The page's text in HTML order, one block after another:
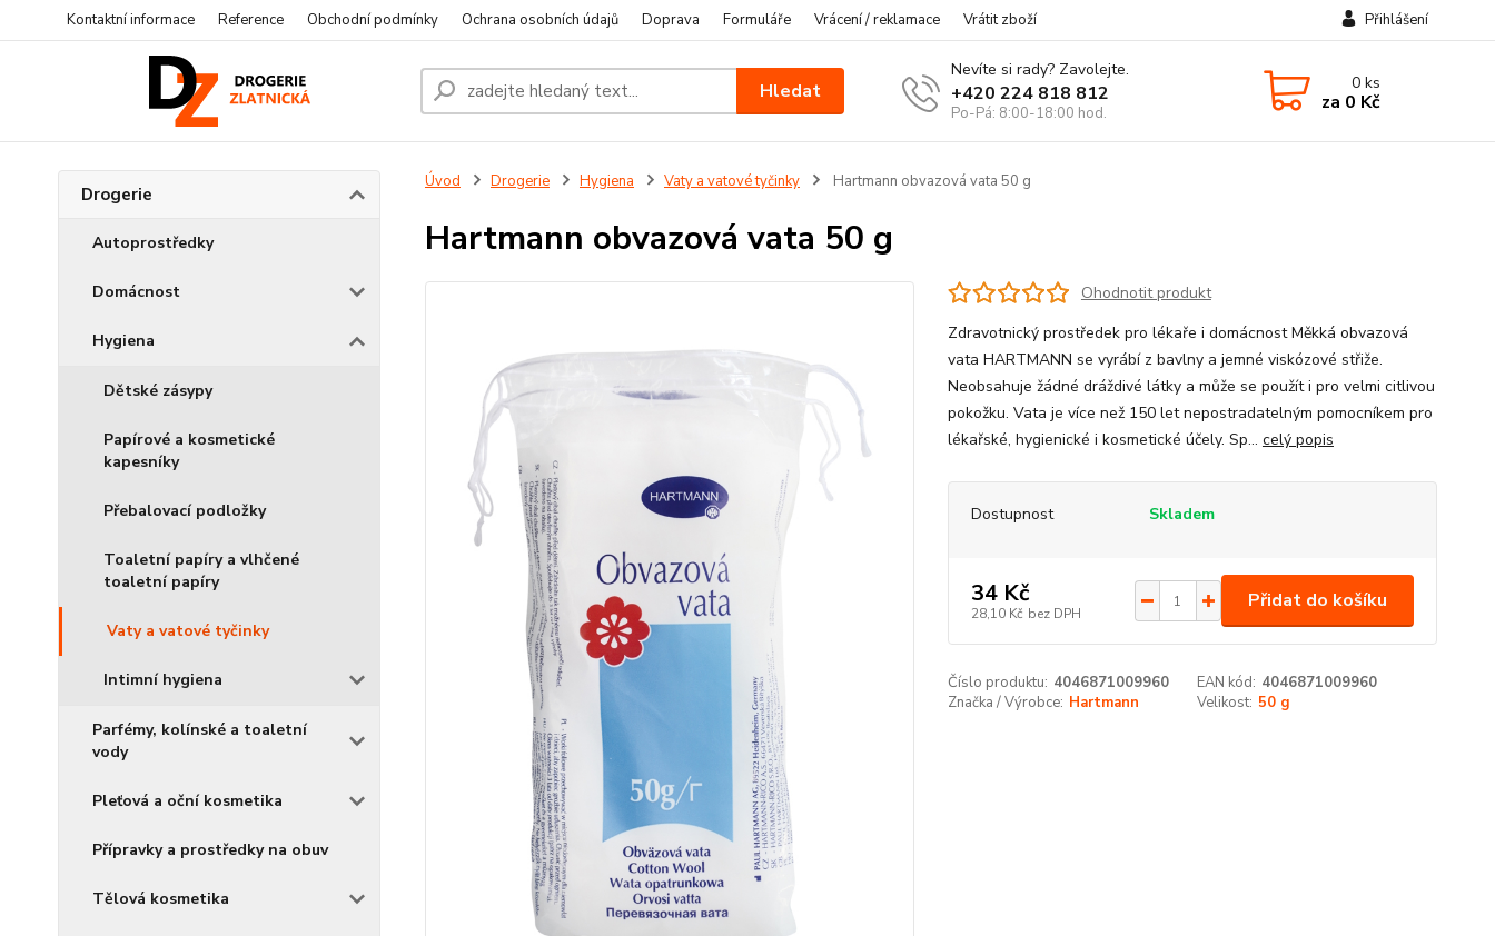
Kontaktní informace Reference Obchodní podmínky Ochrana osobních údajů Doprava Formuláře Vrácení / reklamace Vrátit zboží Přihlášení
Hledat
Nevíte si rady? Zavolejte.
+420 224 818 812
Po-Pá: 8:00-18:00 hod.
0ks
za 0 Kč
Drogerie
Autoprostředky
Domácnost
Hygiena
Dětské zásypy
Papírové a kosmetické
kapesníky
Přebalovací podložky
Toaletní papíry a vlhčené
toaletní papíry
Vaty a vatové tyčinky
Intimní hygiena
Parfémy, kolínské a toaletní
vody
Pleťová a oční kosmetika
Přípravky a prostředky na obuv
Tělová kosmetika
Úvod Drogerie Hygiena Vaty a vatové tyčinky Hartmann obvazová vata 50 g
Hartmann obvazová vata 50 g
Ohodnotit produkt
Zdravotnický prostředek pro lékaře i domácnost Měkká obvazová
vata HARTMANN se vyrábí z bavlny a jemné viskózové střiže.
Neobsahuje žádné dráždivé látky a může se použít i pro velmi citlivou
pokožku. Vata je více než 150 let nepostradatelným pomocníkem pro
lékařské, hygienické i kosmetické účely. Sp... celý popis
Dostupnost Skladem
34 Kč
28,10 Kč bez DPH
Přidat do košíku
Číslo produktu: 4046871009960 EAN kód: 4046871009960
Značka / Výrobce: Hartmann Velikost: 50 g